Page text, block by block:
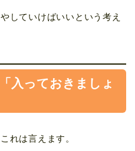
していけばいいという考え
入っておきましょ
れは言えます。